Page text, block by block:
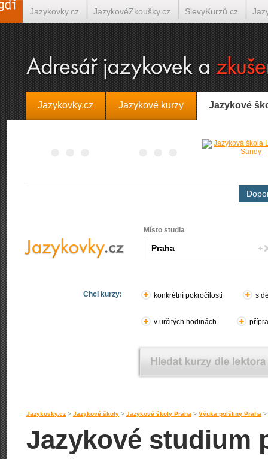
Jazykovky.cz Jazykové kurzy Jazykové
Místo studia
Chci kurzy: konkrétní pokročilosti s
v určitých hodinách
Jazykovky.cz > Jazykové školy > Jazykové školy Praha > Výuka polštiny Praha >
Jazykové studium
Jazykovky.cz JazykovéZkoušky.cz SlevyKurzů.cz
Španělština on-line Italština on-line Tlumočení-